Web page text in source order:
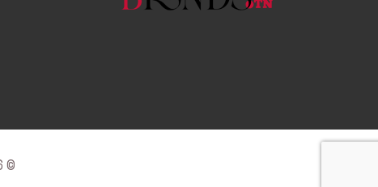
© 2026 BrandsTn. جميع الحقوق محفوظة © 2021